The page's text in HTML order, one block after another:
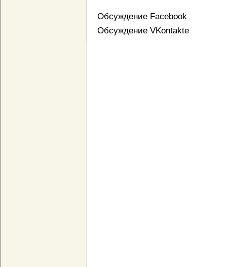
Обсуждение Facebook
Обсуждение VKontakte